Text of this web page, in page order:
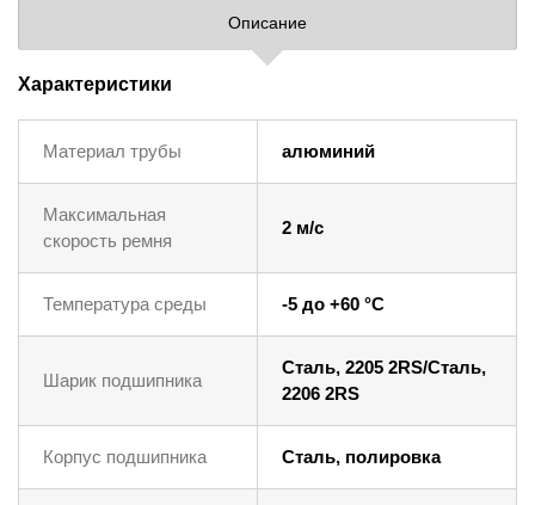
Описание
Характеристики
Материал трубы алюминий
Максимальная
скорость ремня
2 м/с
Температура среды -5 до +60 °C
Шарик подшипника
Сталь, 2205 2RS/Сталь,
2206 2RS
Корпус подшипника Сталь, полировка